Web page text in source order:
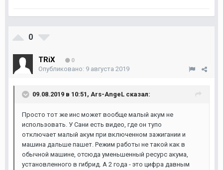
0
TRiX 0
Опубликовано: 9 августа 2019
09.08.2019 в 10:51, Ars-AngeL сказал:
Просто тот же инс может вообще малый акум не
использовать. У Сани есть видео, где он тупо
отключает малый акум при включенном зажигании и
машина дальше пашет. Режим работы не такой как в
обычной машине, отсюда уменьшенный ресурс акума,
установленного в гибрид. А 2 года - это цифра давным